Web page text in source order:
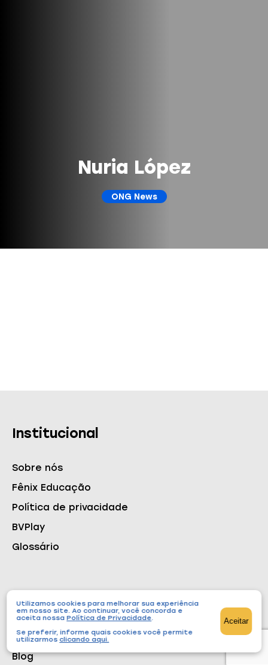
Utilizamos cookies para melhorar sua experiência
em nosso site. Ao continuar, você concorda e
aceita nossaPolítica de Privacidade.
Se preferir, informe quais cookies você permite
utilizarmosclicando aqui.
Aceitar
Nuria López
ONG News
Institucional
Sobre nós
Fênix Educação
Política de privacidade
BVPlay
Glossário
Conteúdos
Cursos
Blog